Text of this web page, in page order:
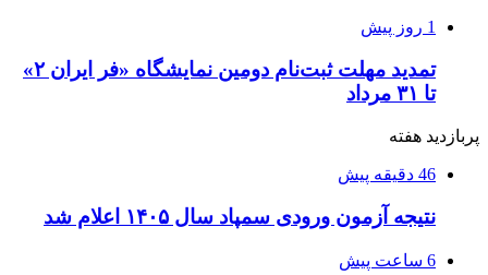
1 روز پیش
تمدید مهلت ثبت‌نام دومین نمایشگاه «فر ایران ۲»
تا ۳۱ مرداد
پربازدید هفته
46 دقیقه پیش
نتیجه آزمون ورودی سمپاد سال ۱۴۰۵ اعلام شد
6 ساعت پیش